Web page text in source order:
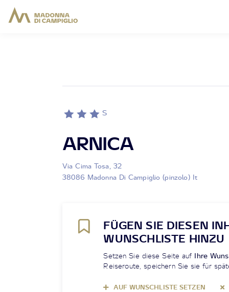
S
ARNICA
Via Cima Tosa, 32
38086 Madonna Di Campiglio (pinzolo) It
FÜGEN SIE DIESEN
WUNSCHLISTE HINZU
Setzen Sie diese Seite auf Ihre
Reiseroute, speichern Sie sie für
AUF WUNSCHLISTE SETZEN